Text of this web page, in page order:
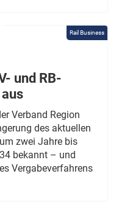
Rail Business
und RB-
Verband Region
des aktuellen
zwei Jahre bis
bekannt – und
Vergabeverfahrens